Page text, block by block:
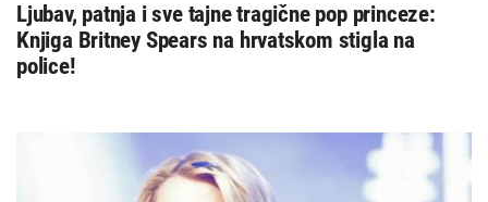
Ljubav, patnja i sve tajne tragične pop princeze:
Knjiga Britney Spears na hrvatskom stigla na
police!